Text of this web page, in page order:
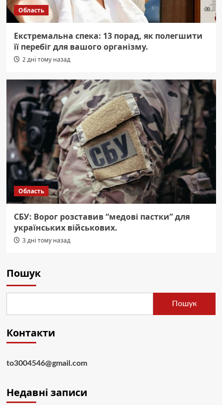
Область
Екстремальна спека: 13 порад, як полегшити
її перебіг для вашого організму.
2 дні тому назад
Область
СБУ: Ворог розставив “медові пастки” для
українських військових.
3 дні тому назад
Пошук
Пошук
Контакти
to3004546@gmail.com
Недавні записи